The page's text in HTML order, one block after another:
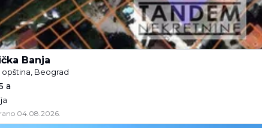
Banja
opština, Beograd
a
04.08.2026.